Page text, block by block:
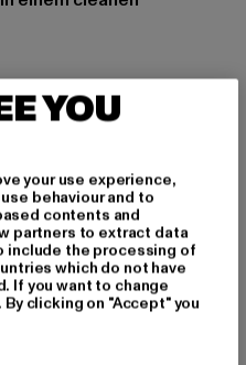
|service-de@buffalo-
| DE
YOU
your use experience,
behaviour and to
contents and
partners to extract data
include the processing of
which do not have
If you want to change
clicking on "Accept" you